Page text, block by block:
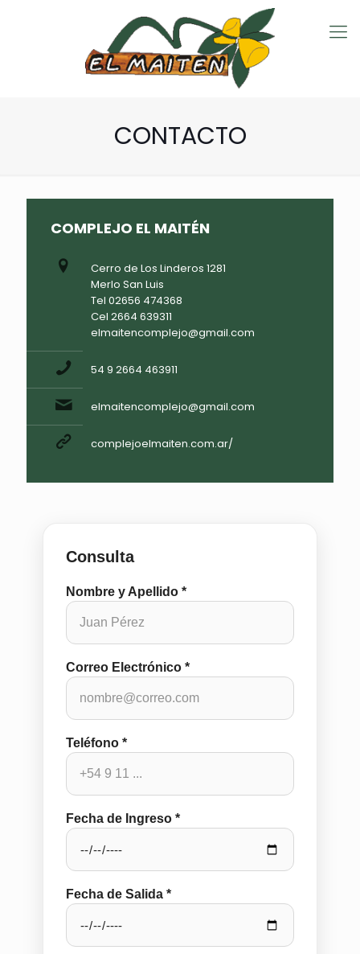
CONTACTO
COMPLEJO EL MAITÉN
Cerro de Los Linderos 1281
Merlo San Luis
Tel 02656 474368
Cel 2664 639311
elmaitencomplejo@gmail.com
54 9 2664 463911
elmaitencomplejo@gmail.com
complejoelmaiten.com.ar/
Consulta
Nombre y Apellido *
Correo Electrónico *
Teléfono *
Fecha de Ingreso *
Fecha de Salida *